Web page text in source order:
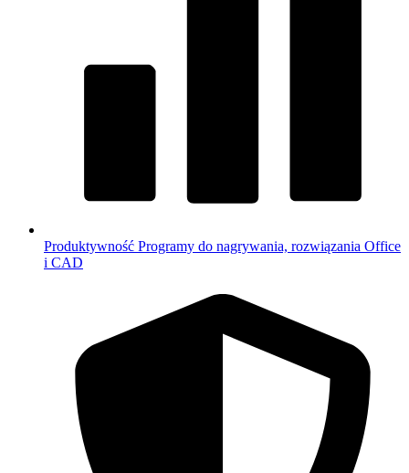
Produktywność Programy do nagrywania, rozwiązania Office
i CAD